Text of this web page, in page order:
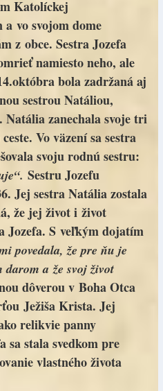
Katolíckej
vo svojom dome
z obce. Sestra Jozefa
namiesto neho, ale
bola zadržaná aj
sestrou Natáliou,
zanechala svoje tri
Vo väzení sa sestra
svoju rodnú sestru:
Sestru Jozefu
Jej sestra Natália zostala
že jej život i život
Jozefa. S veľkým dojatím
povedala, že pre ňu je
a že svoj život
dôverou v Boha Otca
Ježiša Krista. Jej
relikvie panny
sa stala svedkom pre
vlastného života